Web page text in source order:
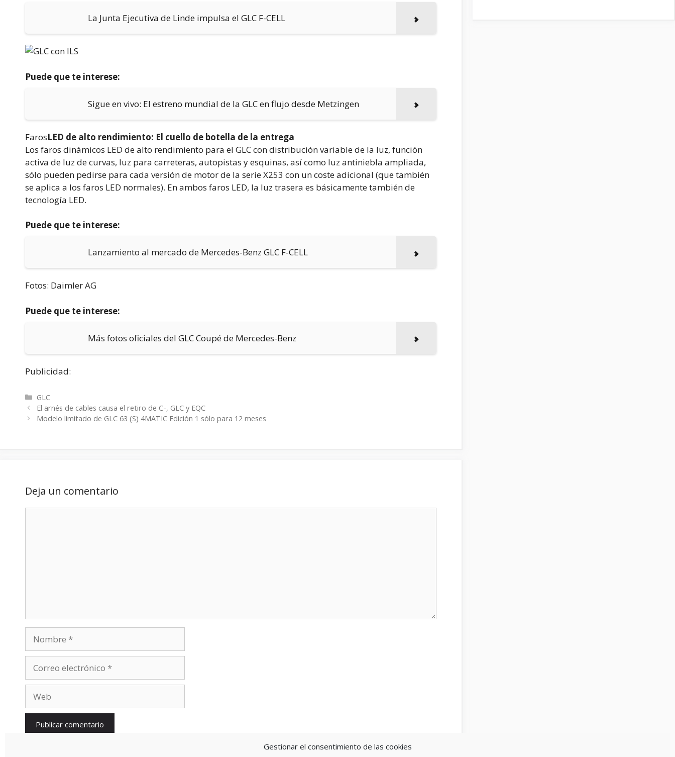
Gestionar el consentimiento de las cookies
La Junta Ejecutiva de Linde impulsa el GLC F-CELL
Puede que te interese:
Sigue en vivo: El estreno mundial de la GLC en flujo desde Metzingen
FarosLED de alto rendimiento: El cuello de botella de la entrega
Los faros dinámicos LED de alto rendimiento para el GLC con distribución variable de la luz, función
activa de luz de curvas, luz para carreteras, autopistas y esquinas, así como luz antiniebla ampliada,
sólo pueden pedirse para cada versión de motor de la serie X253 con un coste adicional (que también
se aplica a los faros LED normales). En ambos faros LED, la luz trasera es básicamente también de
tecnología LED.
Puede que te interese:
Lanzamiento al mercado de Mercedes-Benz GLC F-CELL
Fotos: Daimler AG
Puede que te interese:
Más fotos oficiales del GLC Coupé de Mercedes-Benz
Publicidad:
Categorías
GLC
El arnés de cables causa el retiro de C-, GLC y EQC
Modelo limitado de GLC 63 (S) 4MATIC Edición 1 sólo para 12 meses
Deja un comentario
electrónico